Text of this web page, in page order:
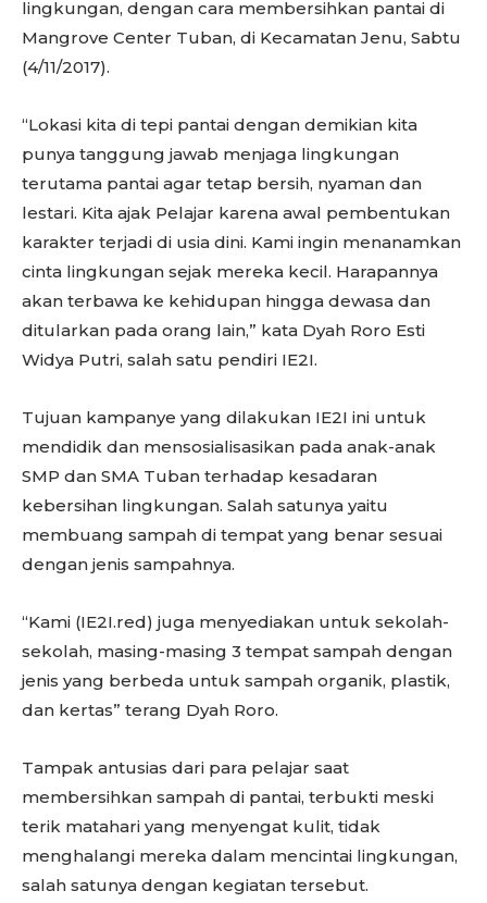
lingkungan, dengan cara membersihkan pantai di
Mangrove Center Tuban, di Kecamatan Jenu, Sabtu
(4/11/2017).
“Lokasi kita di tepi pantai dengan demikian kita
punya tanggung jawab menjaga lingkungan
terutama pantai agar tetap bersih, nyaman dan
lestari. Kita ajak Pelajar karena awal pembentukan
karakter terjadi di usia dini. Kami ingin menanamkan
cinta lingkungan sejak mereka kecil. Harapannya
akan terbawa ke kehidupan hingga dewasa dan
ditularkan pada orang lain,” kata Dyah Roro Esti
Widya Putri, salah satu pendiri IE2I.
Tujuan kampanye yang dilakukan IE2I ini untuk
mendidik dan mensosialisasikan pada anak-anak
SMP dan SMA Tuban terhadap kesadaran
kebersihan lingkungan. Salah satunya yaitu
membuang sampah di tempat yang benar sesuai
dengan jenis sampahnya.
“Kami (IE2I.red) juga menyediakan untuk sekolah-
sekolah, masing-masing 3 tempat sampah dengan
jenis yang berbeda untuk sampah organik, plastik,
dan kertas” terang Dyah Roro.
Tampak antusias dari para pelajar saat
membersihkan sampah di pantai, terbukti meski
terik matahari yang menyengat kulit, tidak
menghalangi mereka dalam mencintai lingkungan,
salah satunya dengan kegiatan tersebut.